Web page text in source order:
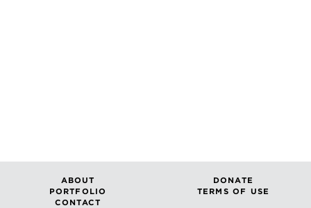
ABOUT
DONATE
PORTFOLIO
TERMS OF USE
CONTACT